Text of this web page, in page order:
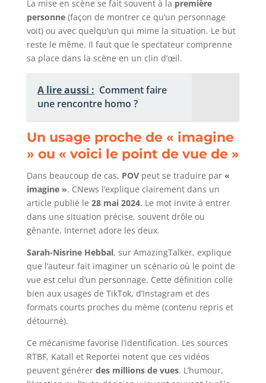
La mise en scène se fait souvent à la première
personne(façon de montrer ce qu’un personnage
voit) ou avec quelqu’un qui mime la situation. Le but
reste le même. Il faut que le spectateur comprenne
sa place dans la scène en un clin d’œil.
A lire aussi : Comment faire
une rencontre homo ?
Un usage proche de « imagine
» ou « voici le point de vue de »
Dans beaucoup de cas, POVpeut se traduire par «
imagine ». CNews l’explique clairement dans un
article publié le 28 mai 2024. Le mot invite à entrer
dans une situation précise, souvent drôle ou
gênante. Internet adore les deux.
Sarah-Nisrine Hebbal, sur AmazingTalker, explique
que l’auteur fait imaginer un scénario où le point de
vue est celui d’un personnage. Cette définition colle
bien aux usages de TikTok, d’Instagram et des
formats courts proches du mème (contenu repris et
détourné).
Ce mécanisme favorise l’identification. Les sources
RTBF, Katall et Reportei notent que ces vidéos
peuvent générer des millions de vues. L’humour,